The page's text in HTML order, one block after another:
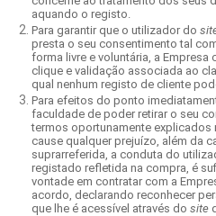
aquando o registo.
Para garantir que o utilizador do
presta o seu consentimento tal
forma livre e voluntária, a Empresa
clique e validação associada ao
qual nenhum registo de cliente
Para efeitos do ponto
faculdade de poder retirar o seu
termos oportunamente explicados
cause qualquer prejuízo, além da
suprarreferida, a conduta do
registado refletida na compra, é
vontade em contratar com a
acordo, declarando reconhecer
que lhe é acessível através do site